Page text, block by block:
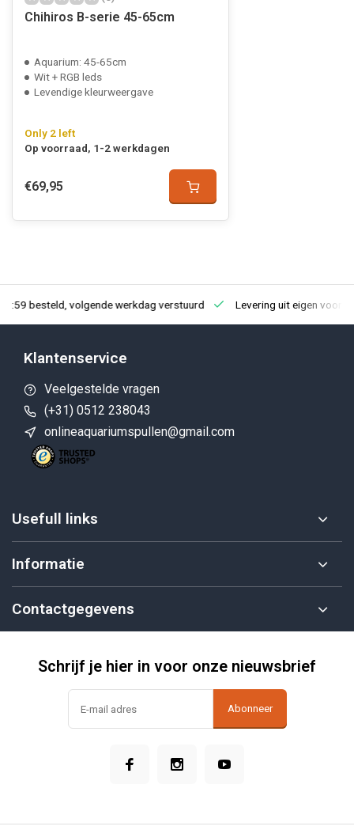
Chihiros B-serie 45-65cm
Aquarium: 45-65cm
Wit + RGB leds
Levendige kleurweergave
Only 2 left
Op voorraad, 1-2 werkdagen
€69,95
besteld, volgende werkdag verstuurd Levering uit eigen
Klantenservice
Veelgestelde vragen
(+31) 0512 238043
onlineaquariumspullen@gmail.com
Usefull links
Informatie
Contactgegevens
Schrijf je hier in voor onze nieuwsbrief
Abonneer